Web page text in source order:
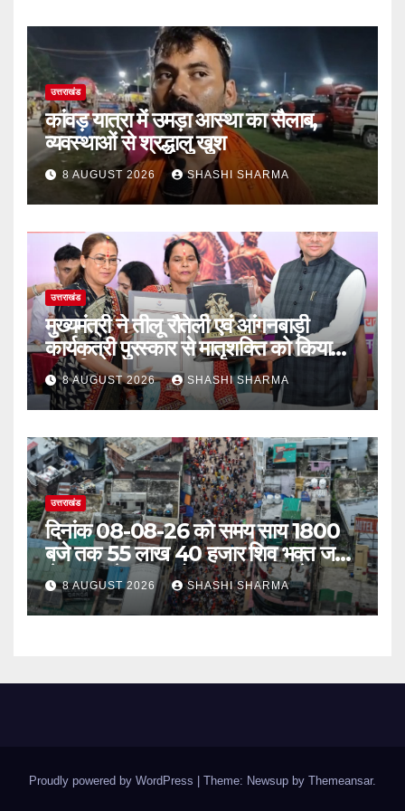
उत्तराखंड
कांवड़ यात्रा में उमड़ा आस्था का सैलाब,
व्यवस्थाओं से श्रद्धालु खुश
8 AUGUST 2026 SHASHI SHARMA
उत्तराखंड
मुख्यमंत्री ने तीलू रौतेली एवं आंगनबाड़ी
कार्यकत्री पुरस्कार से मातृशक्ति को किया
सम्मानित
8 AUGUST 2026 SHASHI SHARMA
उत्तराखंड
दिनांक 08-08-26 को समय साय 1800
बजे तक 55 लाख 40 हजार शिव भक्त जल
लेकर अपने गंतव्य को प्रस्थान कर चुके
8 AUGUST 2026 SHASHI SHARMA
Proudly powered by WordPress | Theme: Newsup by Themeansar.